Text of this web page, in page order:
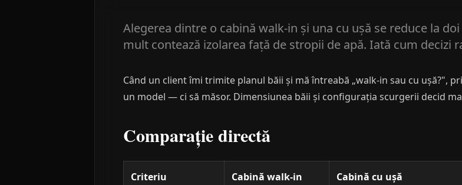
Alegerea dintre o cabină walk-in și una cu ușă se reduce la
mult contează izolarea față de stropii de apă. Iată cum decizi
Când un client îmi trimite planul băii și mă întreabă „walk-in sau cu ușă?",
un model — ci să măsor. Dimensiunea băii și configurația scurgerii decid
Comparație directă
Criteriu Cabină walk-in Cabină cu ușă